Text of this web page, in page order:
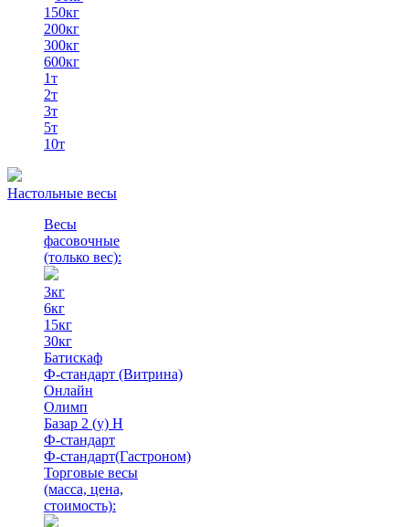
150кг
200кг
300кг
600кг
1т
2т
3т
5т
10т
Настольные весы
Весы
фасовочные
(только вес):
3кг
6кг
15кг
30кг
Батискаф
Ф-стандарт (Витрина)
Онлайн
Олимп
Базар 2 (у) Н
Ф-стандарт
Ф-стандарт(Гастроном)
Торговые весы
(масса, цена,
стоимость):